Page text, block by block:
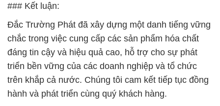
### Kết luận:
Đắc Trường Phát đã xây dựng một danh tiếng vững
chắc trong việc cung cấp các sản phẩm hóa chất
đáng tin cậy và hiệu quả cao, hỗ trợ cho sự phát
triển bền vững của các doanh nghiệp và tổ chức
trên khắp cả nước. Chúng tôi cam kết tiếp tục đồng
hành và phát triển cùng quý khách hàng.